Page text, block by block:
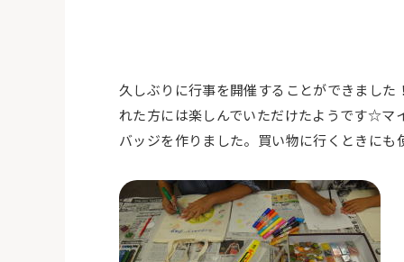
久しぶりに行事を開催することができまし
れた方には楽しんでいただけたようです☆マ
バッジを作りました。買い物に行くときに